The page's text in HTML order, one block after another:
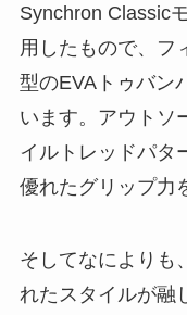
Synchron Classic
用したもので、フ
型のEVAトゥバン
います。アウトソ
イルトレッドパタ
優れたグリップ力
そしてなによりも
れたスタイルが融